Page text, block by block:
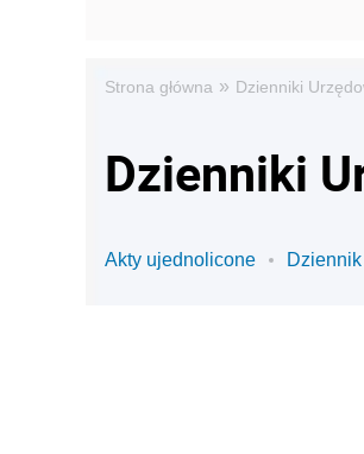
Strona główna » Dzienniki
Dzienniki
Akty ujednolicone